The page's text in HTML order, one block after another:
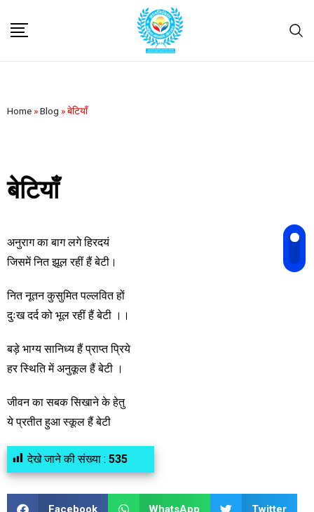
Home »Blog »बेटियाँ
बेटियाँ
अनुराग का बाग लगे हिरदयं
जिसमें नित झूल रहीं हैं बेटी।
नित नूतन कुसुमित पल्लवित हों
दुःख दर्द को भूल रहीं हैं बेटी ।।
बड़े भाग्य सानिध्य हैं प्राप्त प्रिये
हर स्थिति में अनुकूल हैं बेटी ।
जीवन का सबक सिखाने के हेतु
ये प्रतीत हुआ स्कूल हैं बेटी
देखे जाने की संख्या : 535
Facebook WhatsApp Twitter